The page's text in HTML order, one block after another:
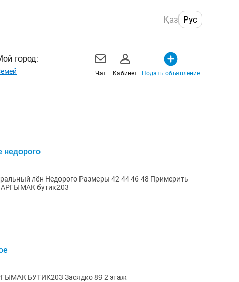
Қаз Рус
город:
Чат Кабинет Подать объявление
недорого
лён Недорого Размеры 42 44 46 48 Примерить
АРГЫМАК бутик203
БУТИК203 Засядко 89 2 этаж